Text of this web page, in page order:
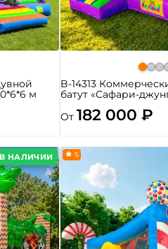
м
B-14313
батут «Сафари-
От 182 000 ₽
В НАЛИЧИИ 5